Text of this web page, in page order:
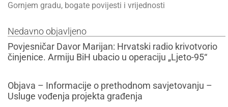
Gornjem gradu, bogate povijesti i vrijednosti
Nedavno objavljeno
Povjesničar Davor Marijan: Hrvatski radio krivotvorio
činjenice. Armiju BiH ubacio u operaciju „Ljeto-95“
Objava – Informacije o prethodnom savjetovanju –
Usluge vođenja projekta građenja